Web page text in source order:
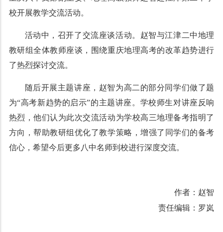
校开展教学交流活动。
活动中，召开了交流座谈活动。赵智与江津二中地理
教研组全体教师座谈，围绕重庆地理高考的改革趋势进行
了热烈探讨交流。
随后开展主题讲座，赵智为高二的部分同学们做了题
为“高考新趋势的启示”的主题讲座。学校师生对讲座反响
热烈，他们认为此次交流活动为学校高三地理备考指明了
方向，帮助教研组优化了教学策略，增强了同学们的备考
信心，希望今后更多八中名师到校进行深度交流。
作者：赵智
责任编辑：罗岚